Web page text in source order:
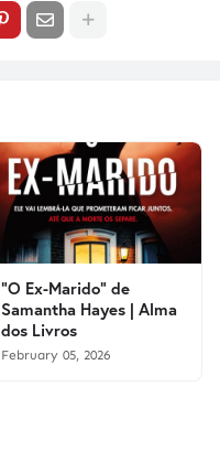
"O Ex-Marido" de
Samantha Hayes | Alma
dos Livros
February 05, 2026